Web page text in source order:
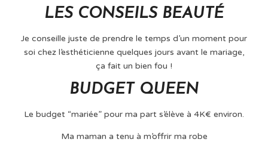
LES CONSEILS BEAUTÉ
Je conseille juste de prendre le temps d’un moment pour
soi chez l’esthéticienne quelques jours avant le mariage,
ça fait un bien fou !
BUDGET QUEEN
Le budget “mariée” pour ma part s’élève à 4K€ environ.
Ma maman a tenu à m’offrir ma robe